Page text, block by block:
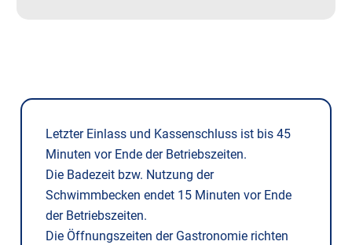
Letzter Einlass und Kassenschluss ist bis 45
Minuten vor Ende der Betriebszeiten.
Die Badezeit bzw. Nutzung der
Schwimmbecken endet 15 Minuten vor Ende
der Betriebszeiten.
Die Öffnungszeiten der Gastronomie richten